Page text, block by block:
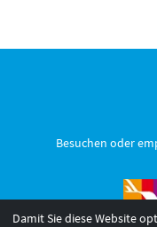
Besuchen oder
Damit Sie diese Website